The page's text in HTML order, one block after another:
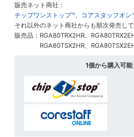
販売ネット商社：
チップワンストップ™
コアスタッフオン
それ以外のネット商社からも順次発売して
販売品：RGA80TRX2HR、
RGA80TSX2HR、
1個から購入可能